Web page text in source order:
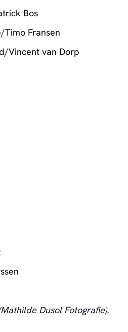
Bos
Timo Fransen
Vincent van Dorp
Dusol Fotografie).